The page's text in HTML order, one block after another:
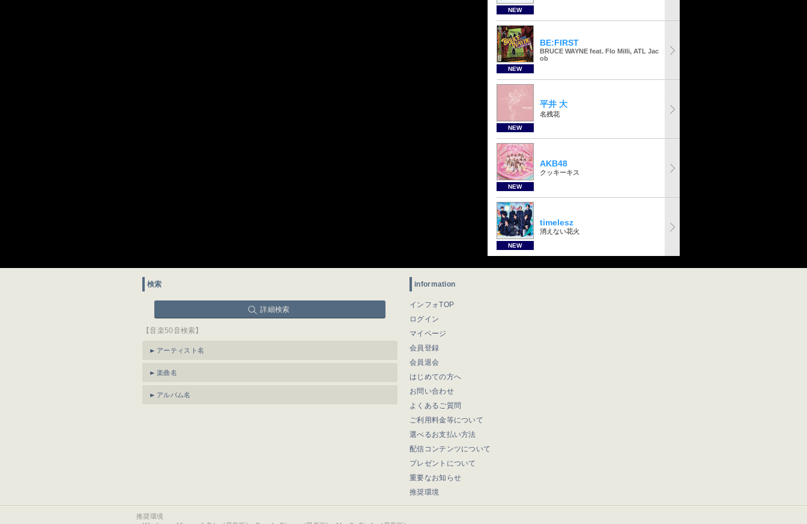
NEW
NEW
BE:FIRST
BRUCE WAYNE feat. Flo Milli, ATL Jac
ob
NEW
平井 大
名残花
NEW
AKB48
クッキーキス
NEW
timelesz
消えない花火
検索
詳細検索
【音楽50音検索】
アーティスト名
楽曲名
アルバム名
information
インフォTOP
ログイン
マイページ
会員登録
会員退会
はじめての方へ
お問い合わせ
よくあるご質問
ご利用料金等について
選べるお支払い方法
配信コンテンツについて
プレゼントについて
重要なお知らせ
推奨環境
推奨環境